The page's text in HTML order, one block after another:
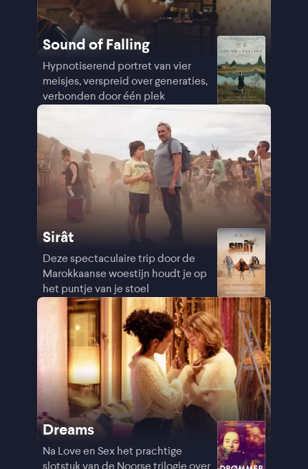
Sound of Falling
Hypnotiserend portret van vier
meisjes, verspreid over generaties,
verbonden door één plek
Sirât
Deze spectaculaire trip door de
Marokkaanse woestijn houdt je op
het puntje van je stoel
Dreams
Na Love en Sex het prachtige
slotstuk van de Noorse trilogie over